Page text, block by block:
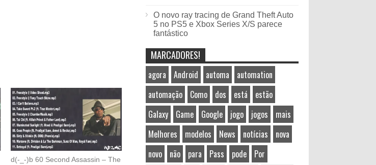
d(-_-)b 60 Second Assassin – The
O novo ray tracing de Grand Theft Auto
5 no PS5 e Xbox Series X/S parece
fantástico
MARCADORES!
agora Android automa
automation
automação
Como dos está
estão
Galaxy
Game Google jogo jogos
mais
Melhores
modelos News notícias
nova
novo
não para Pass pode
Por